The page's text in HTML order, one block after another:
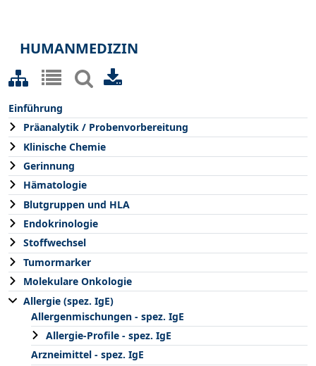
HUMANMEDIZIN
Einführung
Präanalytik / Probenvorbereitung
Klinische Chemie
Gerinnung
Hämatologie
Blutgruppen und HLA
Endokrinologie
Stoffwechsel
Tumormarker
Molekulare Onkologie
Allergie (spez. IgE)
Allergenmischungen - spez. IgE
Allergie-Profile - spez. IgE
Arzneimittel - spez. IgE